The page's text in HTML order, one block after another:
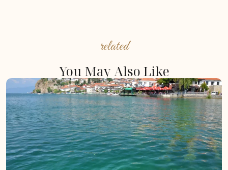
related
You May Also Like